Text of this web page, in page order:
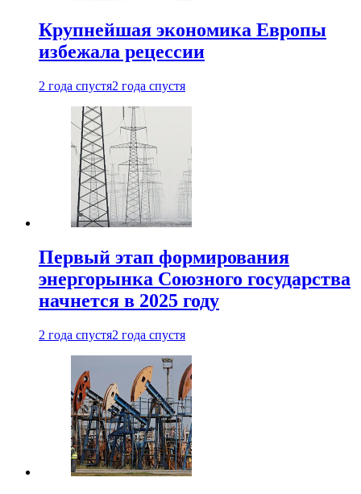
Крупнейшая экономика Европы
избежала рецессии
2 года спустя2 года спустя
Первый этап формирования
энергорынка Союзного государства
начнется в 2025 году
2 года спустя2 года спустя